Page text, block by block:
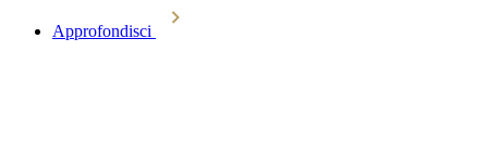
Approfondisci